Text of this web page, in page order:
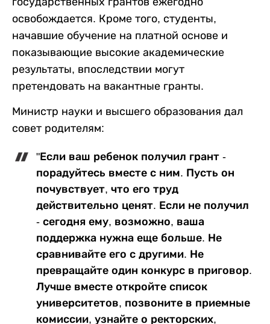
освобождается. Кроме того, студенты,
начавшие обучение на платной основе и
показывающие высокие академические
результаты, впоследствии могут
претендовать на вакантные гранты.
Министр науки и высшего образования дал
совет родителям:
"Если ваш ребенок получил грант -
порадуйтесь вместе с ним. Пусть он
почувствует, что его труд
действительно ценят. Если не получил
- сегодня ему, возможно, ваша
поддержка нужна еще больше. Не
сравнивайте его с другими. Не
превращайте один конкурс в приговор.
Лучше вместе откройте список
университетов, позвоните в приемные
комиссии, узнайте о ректорских,